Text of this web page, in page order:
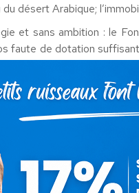
désert Arabique;
et sans ambition : le
faute de dotation
flou sur le
souverains qui
gagnant avec
:
leader comme dans
dans les départements